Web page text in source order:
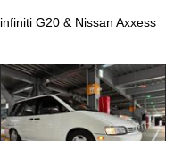
infiniti G20 & Nissan Axxess